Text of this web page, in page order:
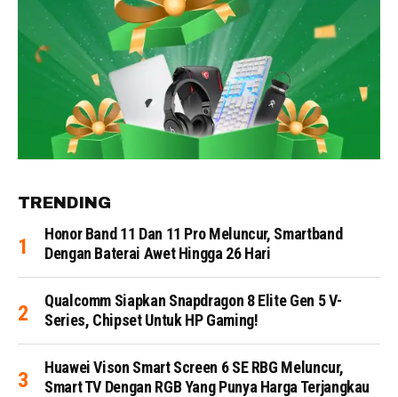
TRENDING
Honor Band 11 Dan 11 Pro Meluncur, Smartband
Dengan Baterai Awet Hingga 26 Hari
Qualcomm Siapkan Snapdragon 8 Elite Gen 5 V-
Series, Chipset Untuk HP Gaming!
Huawei Vison Smart Screen 6 SE RBG Meluncur,
Smart TV Dengan RGB Yang Punya Harga Terjangkau